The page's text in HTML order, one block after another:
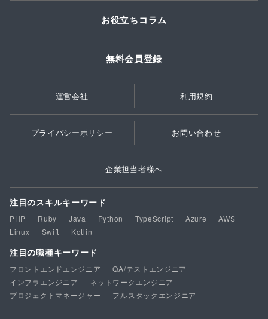
お役立ちコラム
無料会員登録
運営会社 利用規約
プライバシーポリシー お問い合わせ
企業担当者様へ
注目のスキルキーワード
PHP Ruby Java Python TypeScript Azure
AWS
Linux
Swift Kotlin
注目の職種キーワード
フロントエンドエンジニア
QA/テストエンジニア
インフラエンジニア
ネットワークエンジニア
プロジェクトマネージャー
フルスタックエンジニア